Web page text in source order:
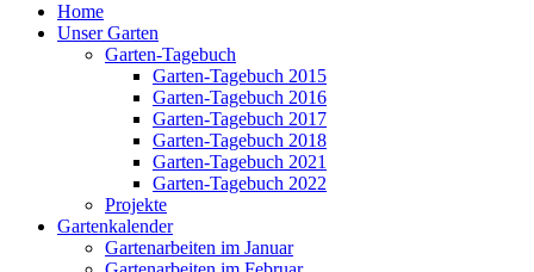
Home
Unser Garten
Garten-Tagebuch
Garten-Tagebuch 2015
Garten-Tagebuch 2016
Garten-Tagebuch 2017
Garten-Tagebuch 2018
Garten-Tagebuch 2021
Garten-Tagebuch 2022
Projekte
Gartenkalender
Gartenarbeiten im Januar